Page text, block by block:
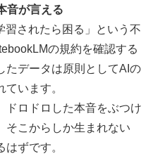
音が言える
習されたら困る」という不
の規約を確認する
たデータは原則としてAIの
います。
ドロドロした本音をぶつけ
そこからしか生まれない
はずです。